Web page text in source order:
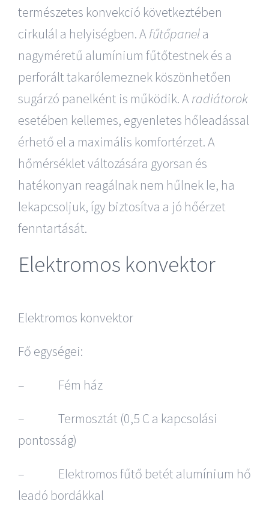
természetes konvekció következtében
cirkulál a helyiségben. Afűtőpanela
nagyméretű alumínium fűtőtestnek és a
perforált takarólemeznek köszönhetően
sugárzó panelként is működik. Aradiátorok
esetében kellemes, egyenletes hőleadással
érhető el a maximális komfortérzet. A
hőmérséklet változására gyorsan és
hatékonyan reagálnak nem hűlnek le, ha
lekapcsoljuk, így biztosítva a jó hőérzet
fenntartását.
Elektromos konvektor
Elektromos konvektor
Fő egységei:
– Fém ház
– Termosztát (0,5 C a kapcsolási
pontosság)
– Elektromos fűtő betét alumínium hő
leadó bordákkal